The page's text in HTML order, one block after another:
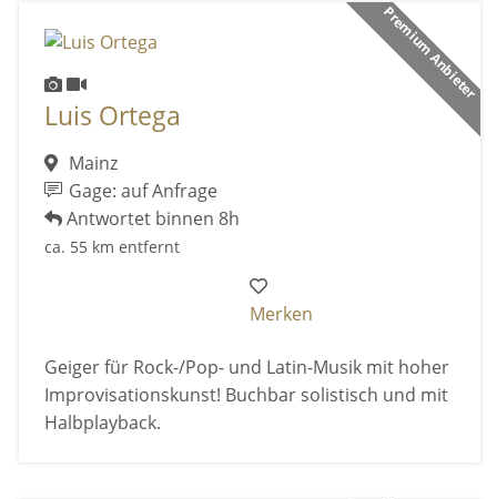
Premium Anbieter
Luis Ortega
Mainz
Gage: auf Anfrage
Antwortet binnen 8h
ca. 55 km entfernt
Merken
Geiger für Rock-/Pop- und Latin-Musik mit hoher
Improvisationskunst! Buchbar solistisch und mit
Halbplayback.